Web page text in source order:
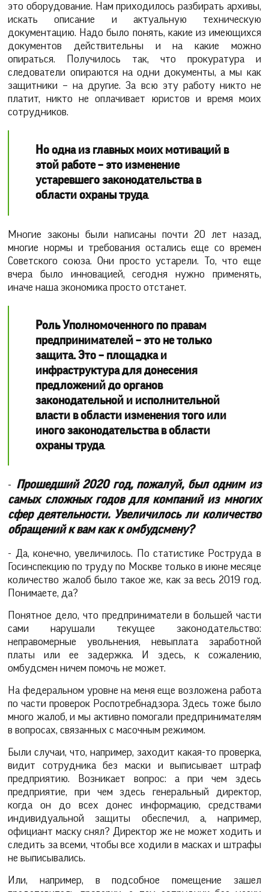
это оборудование. Нам приходилось разбирать архивы,
искать описание и актуальную техническую
документацию. Надо было понять, какие из имеющихся
документов действительны и на какие можно
опираться. Получилось так, что прокуратура и
следователи опираются на одни документы, а мы как
защитники – на другие. За всю эту работу никто не
платит, никто не оплачивает юристов и время моих
сотрудников.
Но одна из главных моих мотиваций в
этой работе – это изменение
устаревшего законодательства в
области охраны труда.
Многие законы были написаны почти 20 лет назад,
многие нормы и требования остались еще со времен
Советского союза. Они просто устарели. То, что еще
вчера было инновацией, сегодня нужно применять,
иначе наша экономика просто отстанет.
Роль Уполномоченного по правам
предпринимателей – это не только
защита. Это – площадка и
инфраструктура для донесения
предложений до органов
законодательной и исполнительной
власти в области изменения того или
иного законодательства в области
охраны труда.
- Прошедший 2020 год, пожалуй, был одним из
самых сложных годов для компаний из многих
сфер деятельности. Увеличилось ли количество
обращений к вам как к омбудсмену?
- Да, конечно, увеличилось. По статистике Роструда в
Госинспекцию по труду по Москве только в июне месяце
количество жалоб было такое же, как за весь 2019 год.
Понимаете, да?
Понятное дело, что предприниматели в большей части
сами нарушали текущее законодательство:
неправомерные увольнения, невыплата заработной
платы или ее задержка. И здесь, к сожалению,
омбудсмен ничем помочь не может.
На федеральном уровне на меня еще возложена работа
по части проверок Роспотребнадзора. Здесь тоже было
много жалоб, и мы активно помогали предпринимателям
в вопросах, связанных с масочным режимом.
Были случаи, что, например, заходит какая-то проверка,
видит сотрудника без маски и выписывает штраф
предприятию. Возникает вопрос: а при чем здесь
предприятие, при чем здесь генеральный директор,
когда он до всех донес информацию, средствами
индивидуальной защиты обеспечил, а, например,
официант маску снял? Директор же не может ходить и
следить за всеми, чтобы все ходили в масках и штрафы
не выписывались.
Или, например, в подсобное помещение зашел